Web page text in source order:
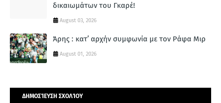
δικαιωμάτων του Γκαρέ!
August 03, 2026
Άρης : κατ’ αρχήν συμφωνία με τον Ράφα Μιρ
August 01, 2026
ΔΗΜΟΣΊΕΥΣΗ ΣΧΟΛΊΟΥ